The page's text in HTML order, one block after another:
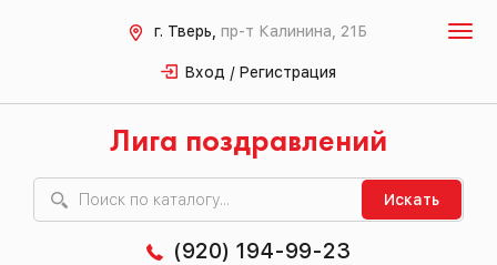
г. Тверь, пр-т Калинина, 21Б
Вход / Регистрация
Лига поздравлений
Искать
(920) 194-99-23